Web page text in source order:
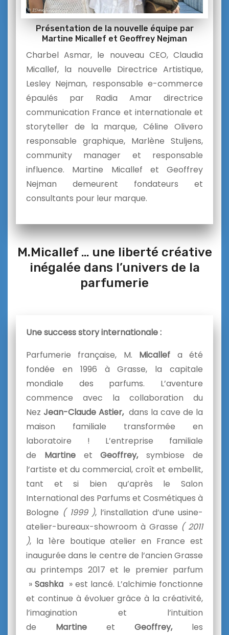
Présentation de la nouvelle équipe par
Martine Micallef et Geoffrey Nejman
Charbel Asmar, le nouveau CEO, Claudia
Micallef, la nouvelle Directrice Artistique,
Lesley Nejman, responsable e-commerce
épaulés par Radia Amar directrice
communication France et internationale et
storyteller de la marque, Céline Olivero
responsable graphique, Marlène Stuljens,
community manager et responsable
influence. Martine Micallef et Geoffrey
Nejman demeurent fondateurs et
consultants pour leur marque.
M.Micallef … une liberté créative
inégalée dans l’univers de la
parfumerie
Une success story internationale :
Parfumerie française, M. Micallef a été
fondée en 1996 à Grasse, la capitale
mondiale des parfums. L’aventure
commence avec la collaboration du
Nez Jean-Claude Astier,dans la cave de la
maison familiale transformée en
laboratoire ! L’entreprise familiale
de MartineetGeoffrey,symbiose de
l’artiste et du commercial, croît et embellit,
tant et si bien qu’après le Salon
International des Parfums et Cosmétiques à
Bologne ( 1999 ), l’installation d’une usine-
atelier-bureaux-showroom à Grasse ( 2011
), la 1ère boutique atelier en France est
inaugurée dans le centre de l’ancien Grasse
au printemps 2017 et le premier parfum
»Sashka » est lancé. L’alchimie fonctionne
et continue à évoluer grâce à la créativité,
l’imagination et l’intuition
de Martine et Geoffrey,les